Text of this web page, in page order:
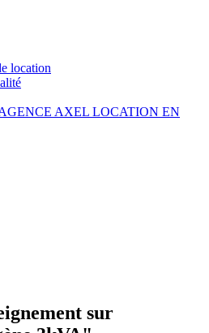
location
AXEL LOCATION EN
sur